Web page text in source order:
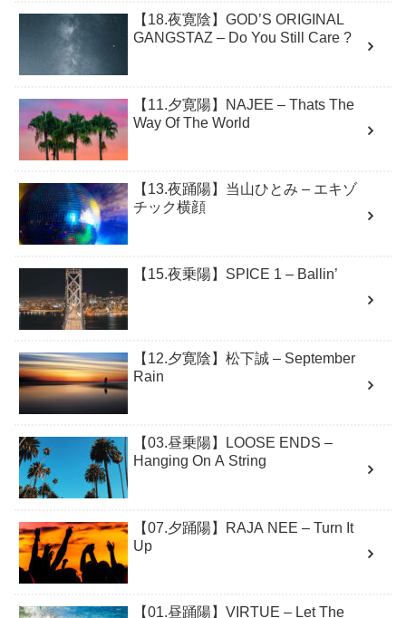
【18.夜寛陰】GOD’S ORIGINAL
GANGSTAZ – Do You Still Care ?
【11.夕寛陽】NAJEE – Thats The
Way Of The World
【13.夜踊陽】当山ひとみ – エキゾ
チック横顔
【15.夜乗陽】SPICE 1 – Ballin’
【12.夕寛陰】松下誠 – September
Rain
【03.昼乗陽】LOOSE ENDS –
Hanging On A String
【07.夕踊陽】RAJA NEE – Turn It
Up
【01.昼踊陽】VIRTUE – Let The